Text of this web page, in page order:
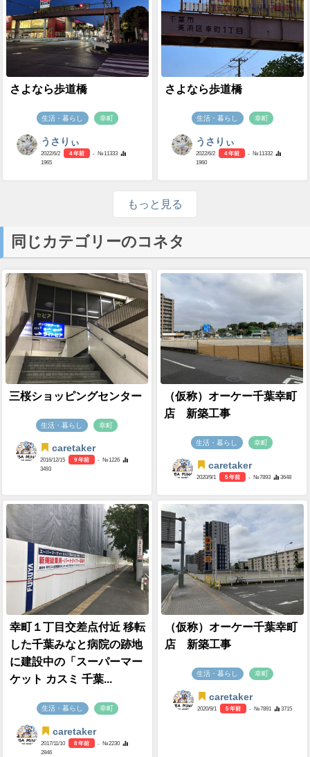
さよなら歩道橋
生活・暮らし 幸町
うさりぃ
2022/6/2 4 年前
- №11333
1965
さよなら歩道橋
生活・暮らし 幸町
うさりぃ
2022/6/2 4 年前
- №11332
1960
もっと見る
同じカテゴリーのコネタ
三桜ショッピングセンター
生活・暮らし 幸町
caretaker
2016/12/15 9 年前
- №1226
3493
（仮称）オーケー千葉幸町
店 新築工事
生活・暮らし 幸町
caretaker
2020/9/1 5 年前 - №7893 3648
幸町１丁目交差点付近 移転
した千葉みなと病院の跡地
に建設中の「スーパーマー
ケット カスミ 千葉...
生活・暮らし 幸町
caretaker
2017/11/10 8 年前
- №2230
2846
（仮称）オーケー千葉幸町
店 新築工事
生活・暮らし 幸町
caretaker
2020/9/1 5 年前 - №7891 3715